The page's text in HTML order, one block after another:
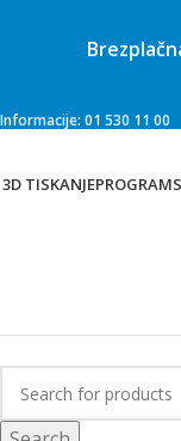
Informacije: 01 530 11 00
3D TISKANJE